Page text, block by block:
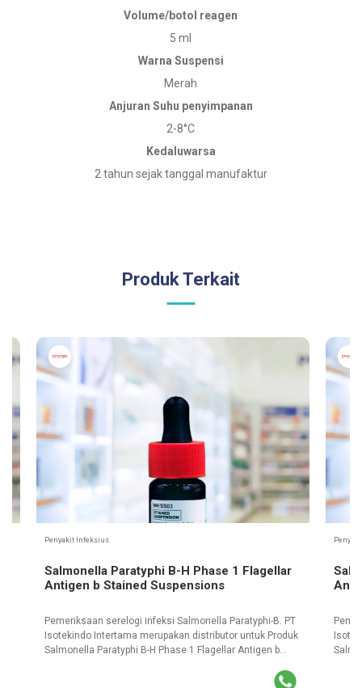
Volume/botol reagen
5 ml
Warna Suspensi
Merah
Anjuran Suhu penyimpanan
2-8°C
Kedaluwarsa
2 tahun sejak tanggal manufaktur
Produk Terkait
Penyakit Infeksius
Salmonella Paratyphi B-H Phase 1 Flagellar
Antigen b Stained Suspensions
Pemeriksaan serelogi infeksi Salmonella Paratyphi-B. PT
Isotekindo Intertama merupakan distributor untuk Produk
Salmonella Paratyphi B-H Phase 1 Flagellar Antigen b